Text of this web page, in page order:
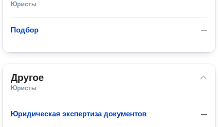
Юристы
—
Подбор
Другое
Юристы
—
Юридическая экспертиза документов